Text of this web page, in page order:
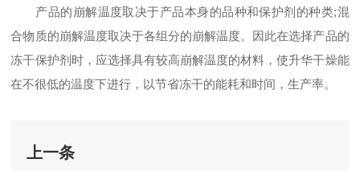
产品的崩解温度取决于产品本身的品种和保护剂的种类;混
合物质的崩解温度取决于各组分的崩解温度。因此在选择产品的
冻干保护剂时，应选择具有较高崩解温度的材料，使升华干燥能
在不很低的温度下进行，以节省冻干的能耗和时间，生产率。
上一条